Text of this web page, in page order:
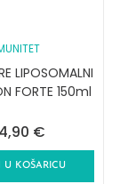
LIPOSOMALNI
FORTE 150ml
€
U KOŠARICU